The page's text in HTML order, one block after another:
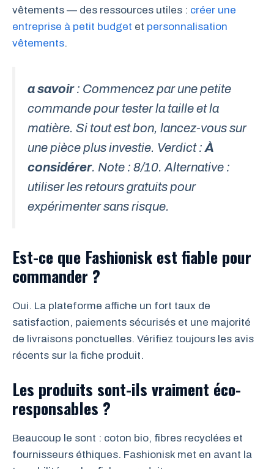
vêtements — des ressources utiles : créer une
entreprise à petit budget et personnalisation
vêtements.
a savoir: Commencez par une petite
commande pour tester la taille et la
matière. Si tout est bon, lancez-vous sur
une pièce plus investie. Verdict :À
considérer. Note : 8/10. Alternative :
utiliser les retours gratuits pour
expérimenter sans risque.
Est-ce que Fashionisk est fiable pour
commander ?
Oui. La plateforme affiche un fort taux de
satisfaction, paiements sécurisés et une majorité
de livraisons ponctuelles. Vérifiez toujours les avis
récents sur la fiche produit.
Les produits sont-ils vraiment éco-
responsables ?
Beaucoup le sont : coton bio, fibres recyclées et
fournisseurs éthiques. Fashionisk met en avant la